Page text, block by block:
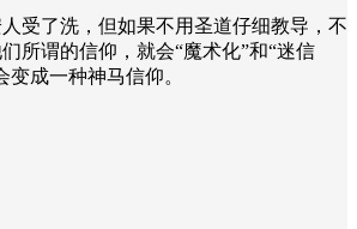
受了洗，但如果不用圣道仔细教导，不
所谓的信仰，就会“魔术化”和“迷信
变成一种神马信仰。